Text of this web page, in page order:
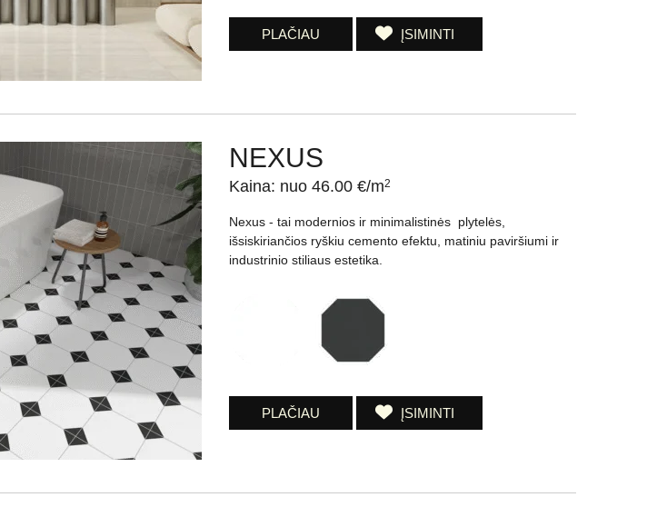
PLAČIAU ĮSIMINTI
NEXUS
Kaina: nuo 46.00 €/m2
Nexus - tai modernios ir minimalistinės plytelės,
išsiskiriančios ryškiu cemento efektu, matiniu paviršiumi ir
industrinio stiliaus estetika.
PLAČIAU ĮSIMINTI